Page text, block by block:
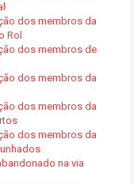
dos membros da
Rol
dos membros de
dos membros da
dos membros da
dos membros da
na via